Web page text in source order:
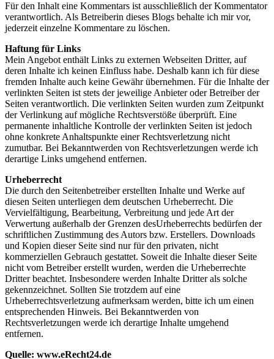
Für den Inhalt eine Kommentars ist ausschließlich der Kommentator
verantwortlich. Als Betreiberin dieses Blogs behalte ich mir vor,
jederzeit einzelne Kommentare zu löschen.
Haftung für Links
Mein Angebot enthält Links zu externen Webseiten Dritter, auf
deren Inhalte ich keinen Einfluss habe. Deshalb kann ich für diese
fremden Inhalte auch keine Gewähr übernehmen. Für die Inhalte der
verlinkten Seiten ist stets der jeweilige Anbieter oder Betreiber der
Seiten verantwortlich. Die verlinkten Seiten wurden zum Zeitpunkt
der Verlinkung auf mögliche Rechtsverstöße überprüft. Eine
permanente inhaltliche Kontrolle der verlinkten Seiten ist jedoch
ohne konkrete Anhaltspunkte einer Rechtsverletzung nicht
zumutbar. Bei Bekanntwerden von Rechtsverletzungen werde ich
derartige Links umgehend entfernen.
Urheberrecht
Die durch den Seitenbetreiber erstellten Inhalte und Werke auf
diesen Seiten unterliegen dem deutschen Urheberrecht. Die
Vervielfältigung, Bearbeitung, Verbreitung und jede Art der
Verwertung außerhalb der Grenzen desUrheberrechts bedürfen der
schriftlichen Zustimmung des Autors bzw. Erstellers. Downloads
und Kopien dieser Seite sind nur für den privaten, nicht
kommerziellen Gebrauch gestattet. Soweit die Inhalte dieser Seite
nicht vom Betreiber erstellt wurden, werden die Urheberrechte
Dritter beachtet. Insbesondere werden Inhalte Dritter als solche
gekennzeichnet. Sollten Sie trotzdem auf eine
Urheberrechtsverletzung aufmerksam werden, bitte ich um einen
entsprechenden Hinweis. Bei Bekanntwerden von
Rechtsverletzungen werde ich derartige Inhalte umgehend
entfernen.
Quelle: www.eRecht24.de